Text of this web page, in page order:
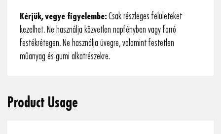
Kérjük, vegye figyelembe: Csak részleges felületeket
kezelhet. Ne használja közvetlen napfényben vagy forró
festékrétegen. Ne használja üvegre, valamint festetlen
műanyag és gumi alkatrészekre.
Product Usage